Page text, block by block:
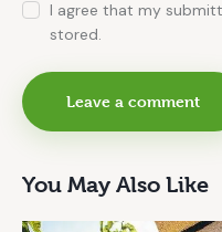
I agree that my
stored.
You May Also Like